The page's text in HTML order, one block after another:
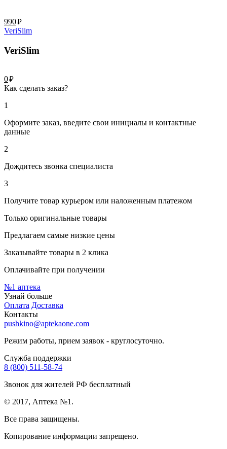
990руб.
VeriSlim
VeriSlim
0руб.
Как сделать заказ?
1
Оформите заказ, введите свои инициалы и контактные
данные
2
Дождитесь звонка специалиста
3
Получите товар курьером или наложенным платежом
Только оригинальные товары
Предлагаем самые низкие цены
Заказывайте товары в 2 клика
Оплачивайте при получении
№1 аптека
Узнай больше
Оплата Доставка
Контакты
pushkino@aptekaone.com
Режим работы, прием заявок - круглосуточно.
Служба поддержки
8 (800) 511-58-74
Звонок для жителей РФ бесплатный
© 2017, Аптека №1.
Все права защищены.
Копирование информации запрещено.